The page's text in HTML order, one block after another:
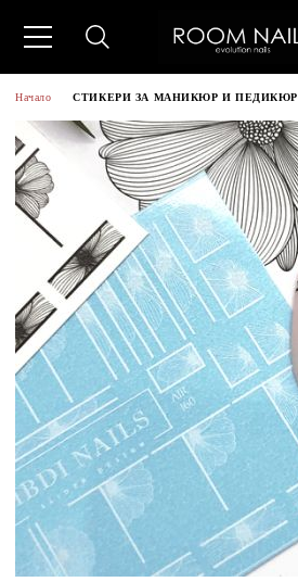
Начало СТИКЕРИ ЗА МАНИКЮР И ПЕДИКЮР